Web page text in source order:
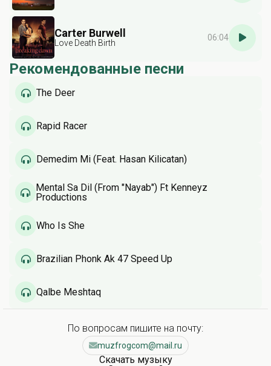
Carter Burwell
Love Death Birth
06:04
Рекомендованные песни
The Deer
Rapid Racer
Demedim Mi (Feat. Hasan Kilicatan)
Mental Sa Dil (From "Nayab") Ft Kenneyz
Productions
Who Is She
Brazilian Phonk Ak 47 Speed Up
Qalbe Meshtaq
По вопросам пишите на почту:
muzfrogcom@mail.ru
Скачать музыку